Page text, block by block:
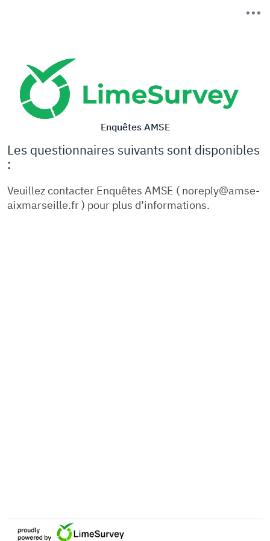
Enquêtes AMSE
Les questionnaires suivants sont disponibles
:
Veuillez contacter Enquêtes AMSE ( noreply@amse-
aixmarseille.fr ) pour plus d’informations.